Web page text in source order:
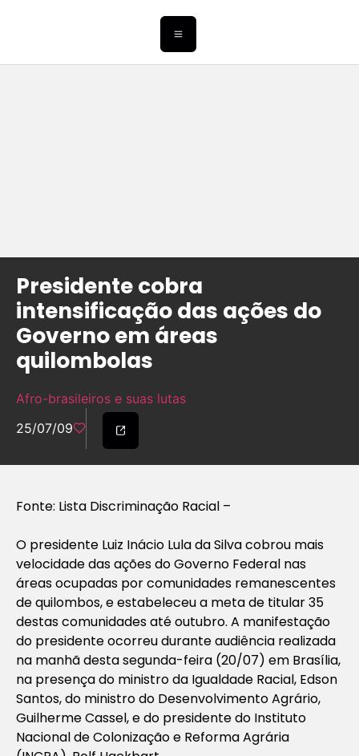
Presidente cobra
intensificação das ações do
Governo em áreas
quilombolas
Afro-brasileiros e suas lutas
25/07/09
Fonte: Lista Discriminação Racial –
O presidente Luiz Inácio Lula da Silva cobrou mais
velocidade das ações do Governo Federal nas
áreas ocupadas por comunidades remanescentes
de quilombos, e estabeleceu a meta de titular 35
destas comunidades até outubro. A manifestação
do presidente ocorreu durante audiência realizada
na manhã desta segunda-feira (20/07) em Brasília,
na presença do ministro da Igualdade Racial, Edson
Santos, do ministro do Desenvolvimento Agrário,
Guilherme Cassel, e do presidente do Instituto
Nacional de Colonização e Reforma Agrária